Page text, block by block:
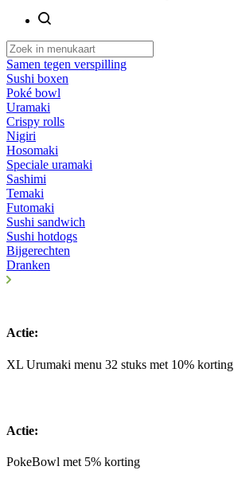
Samen tegen verspilling
Sushi boxen
Poké bowl
Uramaki
Crispy rolls
Nigiri
Hosomaki
Speciale uramaki
Sashimi
Temaki
Futomaki
Sushi sandwich
Sushi hotdogs
Bijgerechten
Dranken
Actie:
XL Urumaki menu 32 stuks met 10% korting
Actie:
PokeBowl met 5% korting